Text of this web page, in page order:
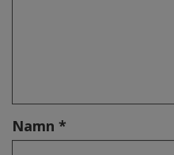
Namn *